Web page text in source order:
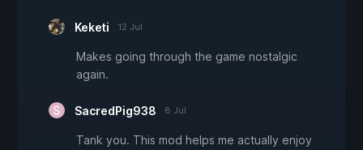
Keketi 12 Jul
Makes going through the game nostalgic
again.
SacredPig938 8 Jul
Tank you. This mod helps me actually enjoy